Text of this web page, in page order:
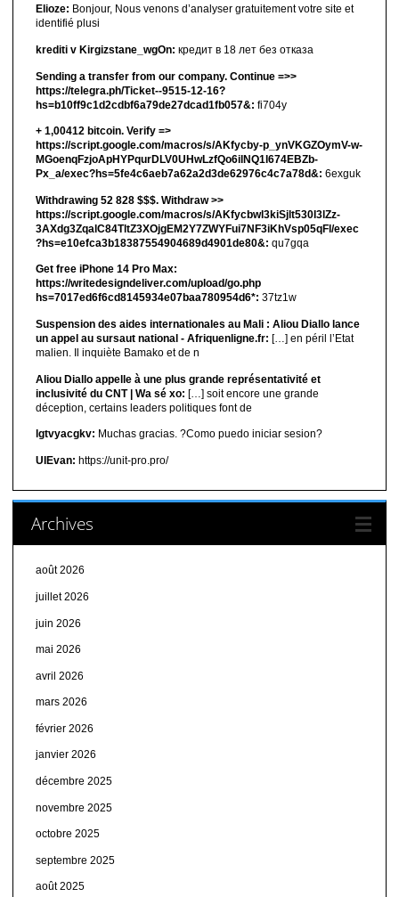
Elioze: Bonjour, Nous venons d’analyser gratuitement votre site et
identifié plusi
krediti v Kirgizstane_wgOn: кредит в 18 лет без отказа
Sending a transfer from our company. Continue =>>
https://telegra.ph/Ticket--9515-12-16?
hs=b10ff9c1d2cdbf6a79de27dcad1fb057&: fi704y
+ 1,00412 bitсоin. Verify =>
https://script.google.com/macros/s/AKfycby-p_ynVKGZOymV-w-
MGoenqFzjoApHYPqurDLV0UHwLzfQo6ilNQ1l674EBZb-
Px_a/exec?hs=5fe4c6aeb7a62a2d3de62976c4c7a78d&: 6exguk
Withdrawing 52 828 $$$. Withdrаw >>
https://script.google.com/macros/s/AKfycbwl3kiSjlt530I3lZz-
3AXdg3ZqalC84TltZ3XOjgEM2Y7ZWYFui7NF3iKhVsp05qFl/exec
?hs=e10efca3b18387554904689d4901de80&: qu7gqa
Get free iPhone 14 Pro Max:
https://writedesigndeliver.com/upload/go.php
hs=7017ed6f6cd8145934e07baa780954d6*: 37tz1w
Suspension des aides internationales au Mali : Aliou Diallo lance
un appel au sursaut national - Afriquenligne.fr: […] en péril l’Etat
malien. Il inquiète Bamako et de n
Aliou Diallo appelle à une plus grande représentativité et
inclusivité du CNT | Wa sé xo: […] soit encore une grande
déception, certains leaders politiques font de
lgtvyacgkv: Muchas gracias. ?Como puedo iniciar sesion?
UIEvan: https://unit-pro.pro/
Archives
août 2026
juillet 2026
juin 2026
mai 2026
avril 2026
mars 2026
février 2026
janvier 2026
décembre 2025
novembre 2025
octobre 2025
septembre 2025
août 2025